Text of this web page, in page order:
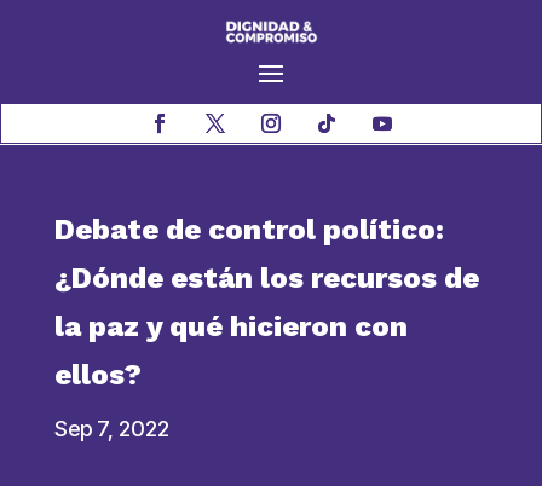
Debate de control político:
¿Dónde están los recursos de
la paz y qué hicieron con
ellos?
Sep 7, 2022